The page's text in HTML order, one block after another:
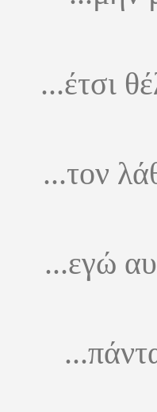
...έτσι
...τον
...εγώ